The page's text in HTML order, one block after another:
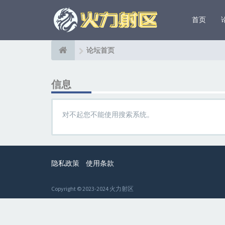
首页
论坛首页
信息
对不起您不能使用搜索系统。
隐私政策 使用条款
Copyright © 2023-2024 火力射区